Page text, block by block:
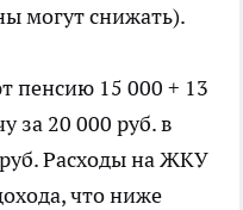
могут снижать).
пенсию 15 000 + 13
за 20 000 руб. в
Расходы на ЖКУ
что ниже